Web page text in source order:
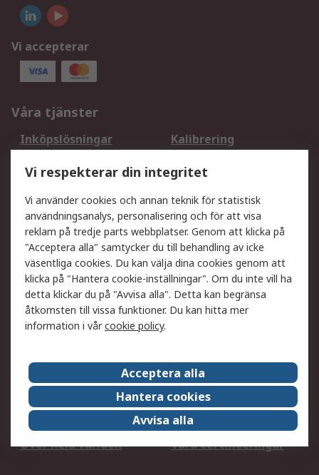
Vi accepterar
Våra tjänster
Inköpslösningar
Kalibrering
DesignSpark
Teknisk Support
Ditt lokala säljteam
Exportlösningar
Support
Få hjälp
Retur av varor
Leverans
Spåra din order
Begär en fakturakopi
Fördelar med RS-konto
Betalningsalternativ
Om RS
Försäljningsvillkor
Det juridiska
Press Centre
Jobba hos RS
ESG
Över hela världen
Våra certificeringar
Vi respekterar din integritet
Vi använder cookies och annan teknik för statistisk
användningsanalys, personalisering och för att visa
reklam på tredje parts webbplatser. Genom att klicka på
"Acceptera alla" samtycker du till behandling av icke
väsentliga cookies. Du kan välja dina cookies genom att
klicka på "Hantera cookie-inställningar". Om du inte vill ha
detta klickar du på "Avvisa alla". Detta kan begränsa
åtkomsten till vissa funktioner. Du kan hitta mer
information i vårcookie policy.
Acceptera alla
Hantera cookies
Avvisa alla